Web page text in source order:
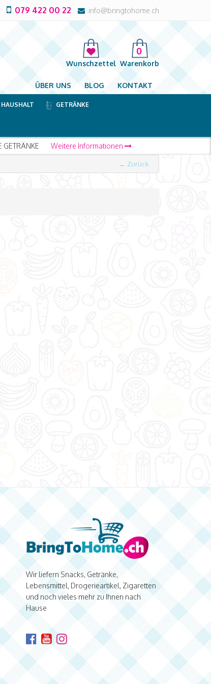
079 422 00 22 info@bringtohome.ch
Wunschzettel
0
Warenkorb
KONTAKT
BLOG
ÜBER UNS
HAUSHALT GETRÄNKE
← Zurück
Wir liefern Snacks, Getränke,
Lebensmittel, Drogerieartikel, Zigaretten
und noch vieles mehr zu Ihnen nach
Hause